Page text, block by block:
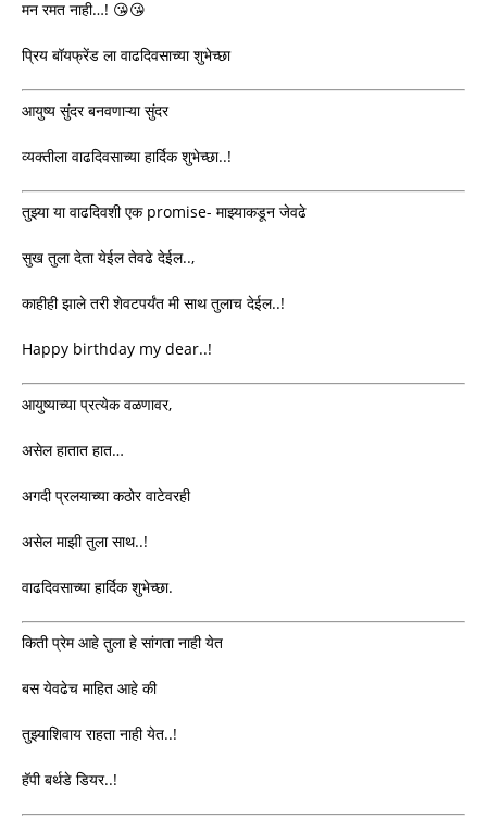
मन रमत नाही…! 😘😘
प्रिय बॉयफ्रेंड ला वाढदिवसाच्या शुभेच्छा
आयुष्य सुंदर बनवणाऱ्या सुंदर
व्यक्तीला वाढदिवसाच्या हार्दिक शुभेच्छा..!
तुझ्या या वाढदिवशी एक promise- माझ्याकडून जेवढे
सुख तुला देता येईल तेवढे देईल..,
काहीही झाले तरी शेवटपर्यंत मी साथ तुलाच देईल..!
Happy birthday my dear..!
आयुष्याच्या प्रत्येक वळणावर,
असेल हातात हात…
अगदी प्रलयाच्या कठोर वाटेवरही
असेल माझी तुला साथ..!
वाढदिवसाच्या हार्दिक शुभेच्छा.
किती प्रेम आहे तुला हे सांगता नाही येत
बस येवढेच माहित आहे की
तुझ्याशिवाय राहता नाही येत..!
हॅपी बर्थडे डियर..!